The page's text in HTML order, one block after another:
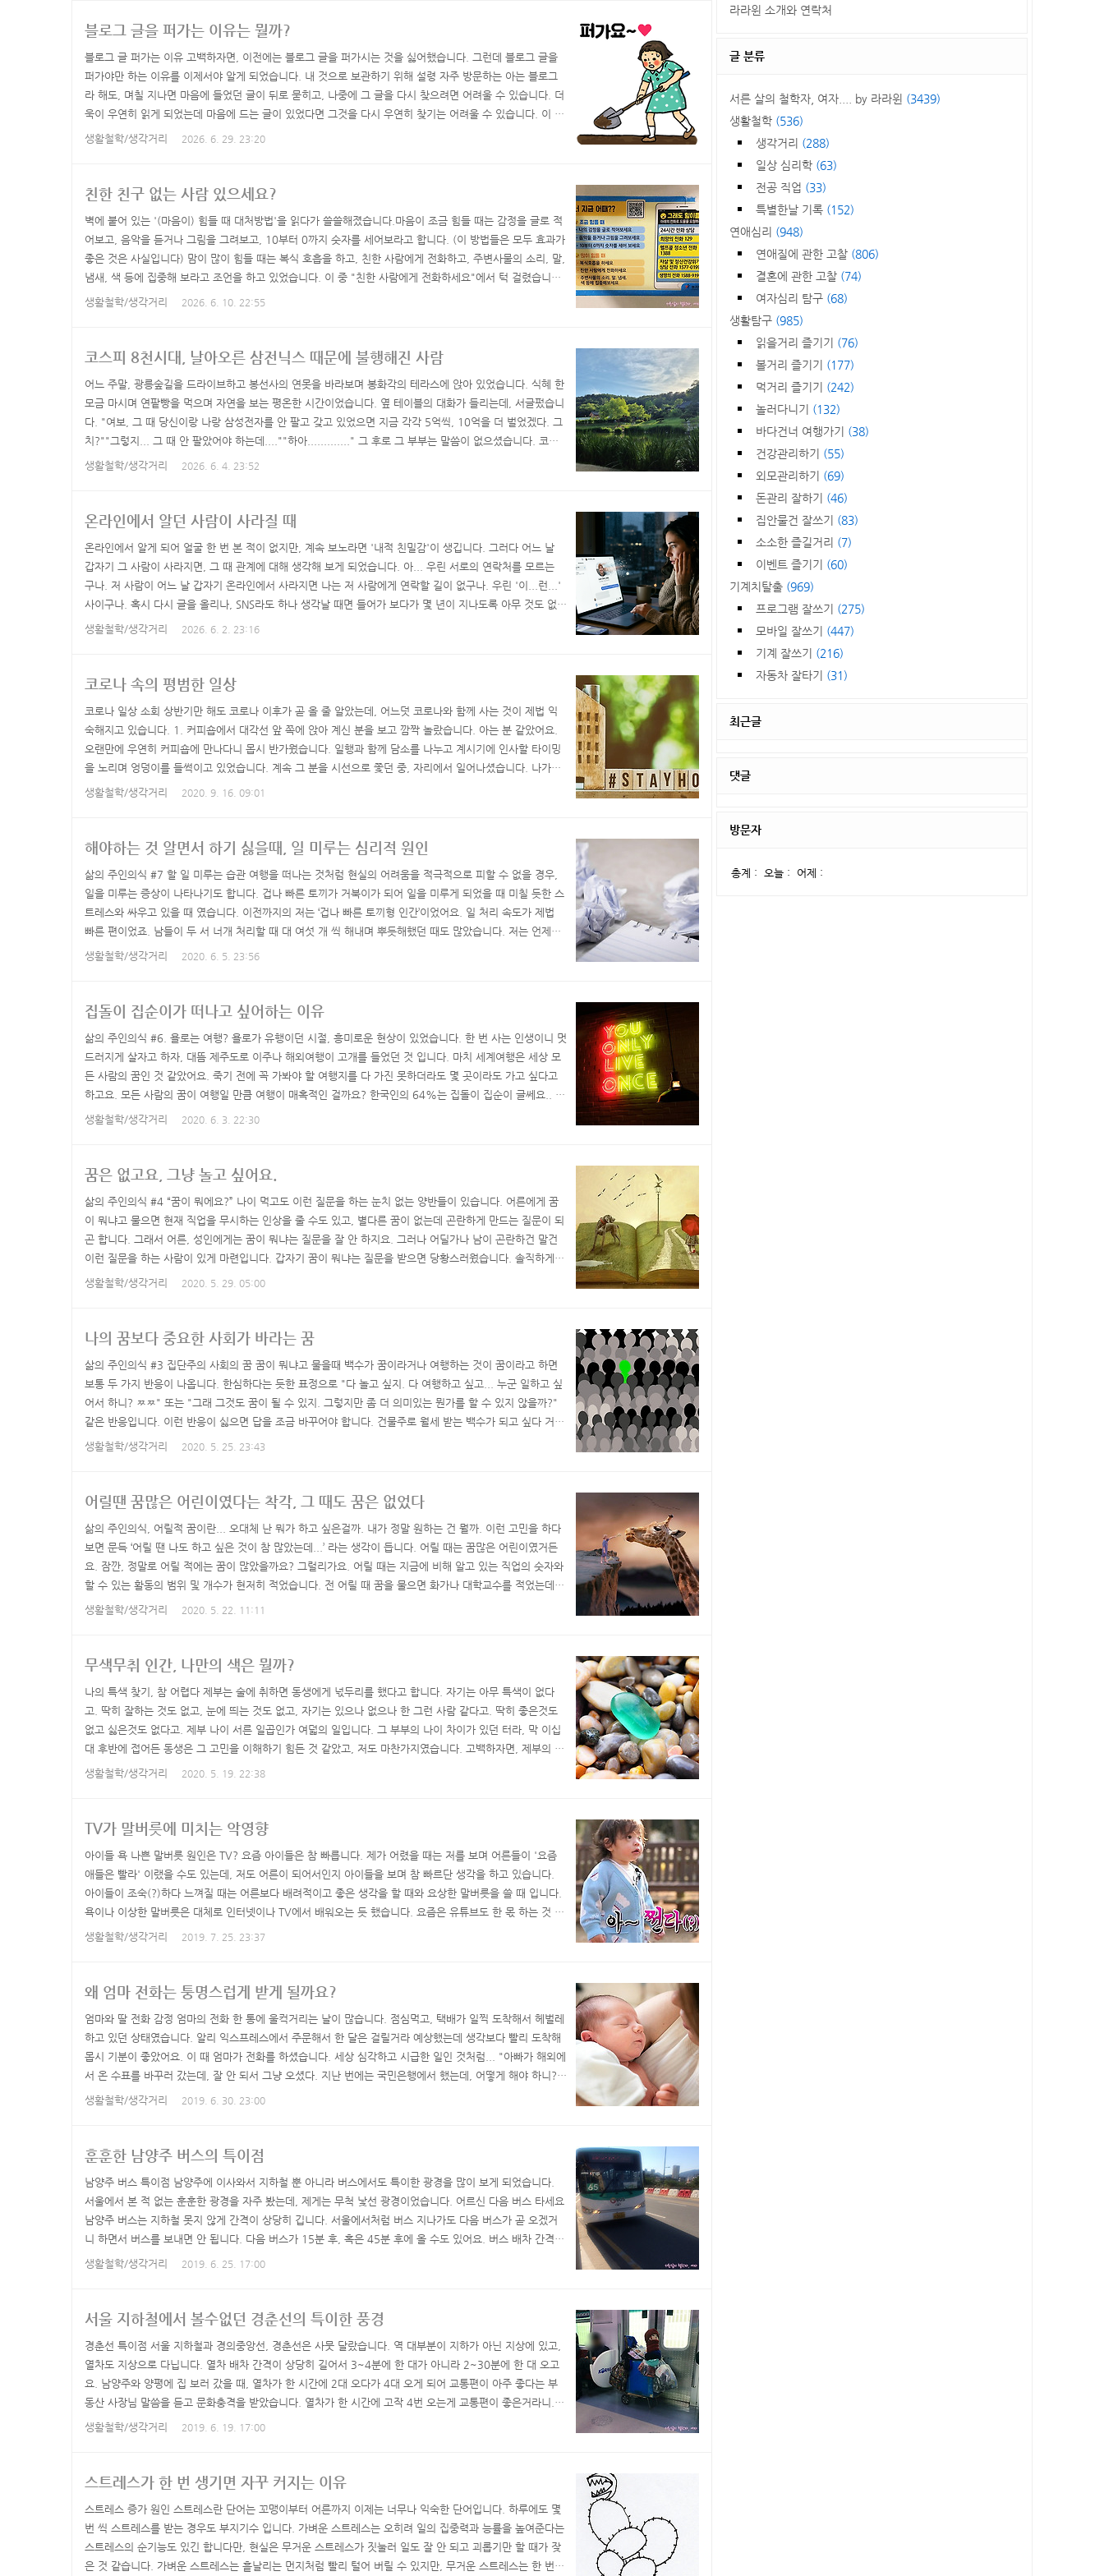
블로그 글을 퍼가는 이유는 뭘까?
블로그 글 퍼가는 이유 고백하자면, 이전에는 블로그 글을 퍼가시는 것을 싫어했습니다. 그런데 블로그 글을
퍼가야만 하는 이유를 이제서야 알게 되었습니다. 내 것으로 보관하기 위해 설령 자주 방문하는 아는 블로그
라 해도, 며칠 지나면 마음에 들었던 글이 뒤로 묻히고, 나중에 그 글을 다시 찾으려면 어려울 수 있습니다. 더
욱이 우연히 읽게 되었는데 마음에 드는 글이 있었다면 그것을 다시 우연히 찾기는 어려울 수 있습니다. 이 때
는 캡쳐를 하거나 링크를 저장해 두거나 하는 것이 좋습니다. 링크만 가져가면, 링크가 바뀌거나 없어질 수 있
생활철학/생각거리 2026. 6. 29. 23:20
친한 친구 없는 사람 있으세요?
벽에 붙어 있는 '(마음이) 힘들 때 대처방법'을 읽다가 쓸쓸해졌습니다.마음이 조금 힘들 때는 감정을 글로 적
어보고, 음악을 듣거나 그림을 그려보고, 10부터 0까지 숫자를 세어보라고 합니다. (이 방법들은 모두 효과가
좋은 것은 사실입니다) 맘이 많이 힘들 때는 복식 호흡을 하고, 친한 사람에게 전화하고, 주변사물의 소리, 말,
냄새, 색 등에 집중해 보라고 조언을 하고 있었습니다. 이 중 "친한 사람에게 전화하세요"에서 턱 걸렸습니다.
친한 사람이 없는데요? 친구도 시절인연어릴 적에는 제가 40대, 50대가 되면 친구가 수 백명이 될 줄 알았습
생활철학/생각거리 2026. 6. 10. 22:55
코스피 8천시대, 날아오른 삼전닉스 때문에 불행해진 사람
어느 주말, 광릉숲길을 드라이브하고 봉선사의 연못을 바라보며 봉화각의 테라스에 앉아 있었습니다. 식혜 한
모금 마시며 연팥빵을 먹으며 자연을 보는 평온한 시간이었습니다. 옆 테이블의 대화가 들리는데, 서글펐습니
다. "여보, 그 때 당신이랑 나랑 삼성전자를 안 팔고 갖고 있었으면 지금 각각 5억씩, 10억을 더 벌었겠다. 그
치?""그렇지... 그 때 안 팔았어야 하는데....""하아............." 그 후로 그 부부는 말씀이 없으셨습니다. 코스
피가 오르고 삼전닉스가 날아오르면서 행복한 사람만큼이나 불행해진 사람들도 생겨났나 봅니다.자고 일어나
생활철학/생각거리 2026. 6. 4. 23:52
온라인에서 알던 사람이 사라질 때
온라인에서 알게 되어 얼굴 한 번 본 적이 없지만, 계속 보노라면 '내적 친밀감'이 생깁니다. 그러다 어느 날
갑자기 그 사람이 사라지면, 그 때 관계에 대해 생각해 보게 되었습니다. 아... 우린 서로의 연락처를 모르는
구나. 저 사람이 어느 날 갑자기 온라인에서 사라지면 나는 저 사람에게 연락할 길이 없구나. 우린 '이...런...'
사이구나. 혹시 다시 글을 올리나, SNS라도 하나 생각날 때면 들어가 보다가 몇 년이 지나도록 아무 것도 없으
면 허망한 마음이 들었습니다. 어느날 문득 다시 생각이 나기도 했습니다. '커뮤니티에 자주 글 올리던 그 CIA
생활철학/생각거리 2026. 6. 2. 23:16
코로나 속의 평범한 일상
코로나 일상 소회 상반기만 해도 코로나 이후가 곧 올 줄 알았는데, 어느덧 코로나와 함께 사는 것이 제법 익
숙해지고 있습니다. 1. 커피숍에서 대각선 앞 쪽에 앉아 계신 분을 보고 깜짝 놀랐습니다. 아는 분 같았어요.
오랜만에 우연히 커피숍에 만나다니 몹시 반가웠습니다. 일행과 함께 담소를 나누고 계시기에 인사할 타이밍
을 노리며 엉덩이를 들썩이고 있었습니다. 계속 그 분을 시선으로 쫓던 중, 자리에서 일어나셨습니다. 나가시
나 봅니다.가시기 전 인사를 드리려고 한 번 더 궁둥이를 들썩이는 순간, 마스크를 내리셨습니다.아... 모르는
생활철학/생각거리 2020. 9. 16. 09:01
해야하는 것 알면서 하기 싫을때, 일 미루는 심리적 원인
삶의 주인의식 #7 할 일 미루는 습관 여행을 떠나는 것처럼 현실의 어려움을 적극적으로 피할 수 없을 경우,
일을 미루는 증상이 나타나기도 합니다. 겁나 빠른 토끼가 거북이가 되어 일을 미루게 되었을 때 미칠 듯한 스
트레스와 싸우고 있을 때 였습니다. 이전까지의 저는 ‘겁나 빠른 토끼형 인간’이었어요. 일 처리 속도가 제법
빠른 편이었죠. 남들이 두 서 너개 처리할 때 대 여섯 개 씩 해내며 뿌듯해했던 때도 많았습니다. 저는 언제까
지나 겁나 빠른 토끼일 것 같았고, 할 일을 미루는 사람을 이해할 수 없었습니다. 후딱 해 치워버리면 속 시원
생활철학/생각거리 2020. 6. 5. 23:56
집돌이 집순이가 떠나고 싶어하는 이유
삶의 주인의식 #6. 욜로는 여행? 욜로가 유행이던 시절, 흥미로운 현상이 있었습니다. 한 번 사는 인생이니 멋
드러지게 살자고 하자, 대뜸 제주도로 이주나 해외여행이 고개를 들었던 것 입니다. 마치 세계여행은 세상 모
든 사람의 꿈인 것 같았어요. 죽기 전에 꼭 가봐야 할 여행지를 다 가진 못하더라도 몇 곳이라도 가고 싶다고
하고요. 모든 사람의 꿈이 여행일 만큼 여행이 매혹적인 걸까요? 한국인의 64%는 집돌이 집순이 글쎄요.. 성
격검사 결과는 달랐습니다. 성격검사의 하나인 MBTI의 첫번째 지표가 외향성입니다. 외향적인 사람은 에너지
생활철학/생각거리 2020. 6. 3. 22:30
꿈은 없고요, 그냥 놀고 싶어요.
삶의 주인의식 #4 “꿈이 뭐에요?” 나이 먹고도 이런 질문을 하는 눈치 없는 양반들이 있습니다. 어른에게 꿈
이 뭐냐고 물으면 현재 직업을 무시하는 인상을 줄 수도 있고, 별다른 꿈이 없는데 곤란하게 만드는 질문이 되
곤 합니다. 그래서 어른, 성인에게는 꿈이 뭐냐는 질문을 잘 안 하지요. 그러나 어딜가나 남이 곤란하건 말건
이런 질문을 하는 사람이 있게 마련입니다. 갑자기 꿈이 뭐냐는 질문을 받으면 당황스러웠습니다. 솔직하게
“그냥 쉬고 싶어요.” “그냥 외국에서 한 두 달 살아보고 싶어요.” 같은 소리를 하면 한심한 인간으로 낙인찍히
생활철학/생각거리 2020. 5. 29. 05:00
나의 꿈보다 중요한 사회가 바라는 꿈
삶의 주인의식 #3 집단주의 사회의 꿈 꿈이 뭐냐고 물을때 백수가 꿈이라거나 여행하는 것이 꿈이라고 하면
보통 두 가지 반응이 나옵니다. 한심하다는 듯한 표정으로 "다 놀고 싶지. 다 여행하고 싶고... 누군 일하고 싶
어서 하니? ㅉㅉ" 또는 "그래 그것도 꿈이 될 수 있지. 그렇지만 좀 더 의미있는 뭔가를 할 수 있지 않을까?"
같은 반응입니다. 이런 반응이 싫으면 답을 조금 바꾸어야 합니다. 건물주로 월세 받는 백수가 되고 싶다 거
나, 여행하면서 글을 쓰는 여행작가가 꿈이라고요.어째서 백수는 안 되고 건물주로 월세 받는 백수는 꿈일 수
생활철학/생각거리 2020. 5. 25. 23:43
어릴땐 꿈많은 어린이였다는 착각, 그 때도 꿈은 없었다
삶의 주인의식, 어릴적 꿈이란... 오대체 난 뭐가 하고 싶은걸까. 내가 정말 원하는 건 뭘까. 이런 고민을 하다
보면 문득 ‘어릴 땐 나도 하고 싶은 것이 참 많았는데...’ 라는 생각이 듭니다. 어릴 때는 꿈많은 어린이였거든
요. 잠깐, 정말로 어릴 적에는 꿈이 많았을까요? 그럴리가요. 어릴 때는 지금에 비해 알고 있는 직업의 숫자와
할 수 있는 활동의 범위 및 개수가 현저히 적었습니다. 전 어릴 때 꿈을 물으면 화가나 대학교수를 적었는데,
제가 그림을 잘 그리니까 주위 어른들이 "화가 하면 되겠다"고 하기에 그대로 적은 것 입니다. 책 읽는 것을
생활철학/생각거리 2020. 5. 22. 11:11
무색무취 인간, 나만의 색은 뭘까?
나의 특색 찾기, 참 어렵다 제부는 술에 취하면 동생에게 넋두리를 했다고 합니다. 자기는 아무 특색이 없다
고. 딱히 잘하는 것도 없고, 눈에 띄는 것도 없고, 자기는 있으나 없으나 한 그런 사람 같다고. 딱히 좋은것도
없고 싫은것도 없다고. 제부 나이 서른 일곱인가 여덟의 일입니다. 그 부부의 나이 차이가 있던 터라, 막 이십
대 후반에 접어든 동생은 그 고민을 이해하기 힘든 것 같았고, 저도 마찬가지였습니다. 고백하자면, 제부의 넋
두리를 한심한 선배의 한탄처럼 여겼습니다. 전 그렇게 살지 않으리라 생각했습니다. 나이 서른 일곱 여덟 먹
생활철학/생각거리 2020. 5. 19. 22:38
TV가 말버릇에 미치는 악영향
아이들 욕 나쁜 말버릇 원인은 TV? 요즘 아이들은 참 빠릅니다. 제가 어렸을 때는 저를 보며 어른들이 '요즘
애들은 빨라' 이랬을 수도 있는데, 저도 어른이 되어서인지 아이들을 보며 참 빠르단 생각을 하고 있습니다.
아이들이 조숙(?)하다 느껴질 때는 어른보다 배려적이고 좋은 생각을 할 때와 요상한 말버릇을 쓸 때 입니다.
욕이나 이상한 말버릇은 대체로 인터넷이나 TV에서 배워오는 듯 했습니다. 요즘은 유튜브도 한 몫 하는 것 같
고요. 테레비보고 배웠어요. '쩐다'가 유행할 때의 일 입니다. 어느 날인가 부터 한 아이가, 말 할 때마다 "쩐~
생활철학/생각거리 2019. 7. 25. 23:37
왜 엄마 전화는 퉁명스럽게 받게 될까요?
엄마와 딸 전화 감정 엄마의 전화 한 통에 울컥거리는 날이 많습니다. 점심먹고, 택배가 일찍 도착해서 헤벌레
하고 있던 상태였습니다. 알리 익스프레스에서 주문해서 한 달은 걸릴거라 예상했는데 생각보다 빨리 도착해
몹시 기분이 좋았어요. 이 때 엄마가 전화를 하셨습니다. 세상 심각하고 시급한 일인 것처럼... "아빠가 해외에
서 온 수표를 바꾸러 갔는데, 잘 안 되서 그냥 오셨다. 지난 번에는 국민은행에서 했는데, 어떻게 해야 하니?"
"......" 저는 남들에게는 일본여자같다는 소리 들을만큼 친절하나, 제 가족에게는 더럽게 무뚝뚝한 여자이므
생활철학/생각거리 2019. 6. 30. 23:00
훈훈한 남양주 버스의 특이점
남양주 버스 특이점 남양주에 이사와서 지하철 뿐 아니라 버스에서도 특이한 광경을 많이 보게 되었습니다.
서울에서 본 적 없는 훈훈한 광경을 자주 봤는데, 제게는 무척 낯선 광경이었습니다. 어르신 다음 버스 타세요
남양주 버스는 지하철 못지 않게 간격이 상당히 깁니다. 서울에서처럼 버스 지나가도 다음 버스가 곧 오겠거
니 하면서 버스를 보내면 안 됩니다. 다음 버스가 15분 후, 혹은 45분 후에 올 수도 있어요. 버스 배차 간격이
길고, 장거리 노선이 많아서인지 남양주 버스는 일반버스도 좌석버스 입니다. 좌석버스 형태이고 대체로 사람
생활철학/생각거리 2019. 6. 25. 17:00
서울 지하철에서 볼수없던 경춘선의 특이한 풍경
경춘선 특이점 서울 지하철과 경의중앙선, 경춘선은 사뭇 달랐습니다. 역 대부분이 지하가 아닌 지상에 있고,
열차도 지상으로 다닙니다. 열차 배차 간격이 상당히 길어서 3~4분에 한 대가 아니라 2~30분에 한 대 오고
요. 남양주와 양평에 집 보러 갔을 때, 열차가 한 시간에 2대 오다가 4대 오게 되어 교통편이 아주 좋다는 부
동산 사장님 말씀을 듣고 문화충격을 받았습니다. 열차가 한 시간에 고작 4번 오는게 교통편이 좋은거라니...
ㄷㄷㄷ열차가 지상으로 다녀서 바깥 풍경을 구경할 수 있는 점은 좋으나, 역이 외부에 있어 여름엔 오지게 덥
생활철학/생각거리 2019. 6. 19. 17:00
스트레스가 한 번 생기면 자꾸 커지는 이유
스트레스 증가 원인 스트레스란 단어는 꼬맹이부터 어른까지 이제는 너무나 익숙한 단어입니다. 하루에도 몇
번 씩 스트레스를 받는 경우도 부지기수 입니다. 가벼운 스트레스는 오히려 일의 집중력과 능률을 높여준다는
스트레스의 순기능도 있긴 합니다만, 현실은 무거운 스트레스가 짓눌러 일도 잘 안 되고 괴롭기만 할 때가 잦
은 것 같습니다. 가벼운 스트레스는 흩날리는 먼지처럼 빨리 털어 버릴 수 있지만, 무거운 스트레스는 한 번
라라윈 소개와 연락처
글 분류
서른 살의 철학자, 여자.... by 라라윈 (3439)
생활철학 (536)
생각거리 (288)
일상 심리학 (63)
전공 직업 (33)
특별한날 기록 (152)
연애심리 (948)
연애질에 관한 고찰 (806)
결혼에 관한 고찰 (74)
여자심리 탐구 (68)
생활탐구 (985)
읽을거리 즐기기 (76)
볼거리 즐기기 (177)
먹거리 즐기기 (242)
놀러다니기 (132)
바다건너 여행가기 (38)
건강관리하기 (55)
외모관리하기 (69)
돈관리 잘하기 (46)
집안물건 잘쓰기 (83)
소소한 즐길거리 (7)
이벤트 즐기기 (60)
기계치탈출 (969)
프로그램 잘쓰기 (275)
모바일 잘쓰기 (447)
기계 잘쓰기 (216)
자동차 잘타기 (31)
최근글
댓글
방문자
총계 : 오늘 : 어제 :